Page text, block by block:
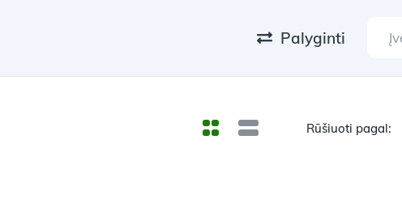
Palyginti
Rūšiuoti pagal: